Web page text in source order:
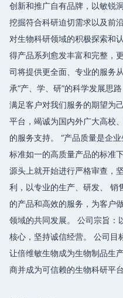
创新和推广自有品牌，以敏锐
挖掘符合科研迫切需求以及前
对生物科研领域的积极探索和
得产品系列愈发丰富和完整，
司将提供更全面、专业的服务
承“产、学、研”的科学发展思
满足客户对我们服务的期望为
平台，竭诚为国内外广大高校
的服务支持。 “产品质量是企
标准如一的高质量产品的标准
源头上就开始进行严格审查，
利，以专业的生产、研发、 销
的产品和高效的服务，为客户
领域的共同发展。 公司宗旨：
核心，坚持诚信经营。 公司目
让倍维敏生物成为生物制品生
商并成为可信赖的生物科研平台